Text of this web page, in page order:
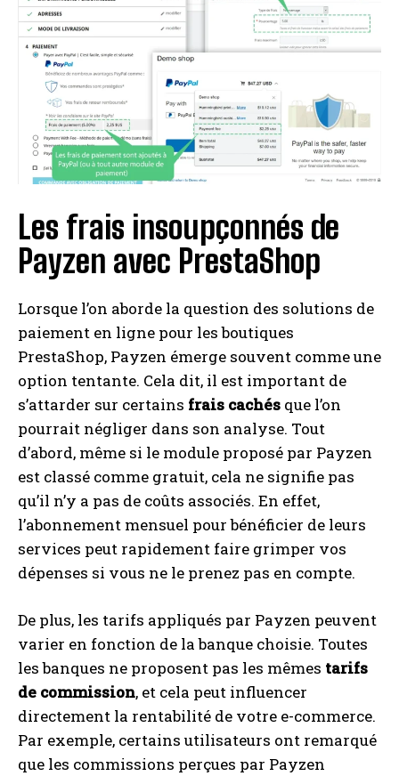
Les frais insoupçonnés de
Payzen avec PrestaShop
Lorsque l’on aborde la question des solutions de
paiement en ligne pour les boutiques
PrestaShop, Payzen émerge souvent comme une
option tentante. Cela dit, il est important de
s’attarder sur certains frais cachés que l’on
pourrait négliger dans son analyse. Tout
d’abord, même si le module proposé par Payzen
est classé comme gratuit, cela ne signifie pas
qu’il n’y a pas de coûts associés. En effet,
l’abonnement mensuel pour bénéficier de leurs
services peut rapidement faire grimper vos
dépenses si vous ne le prenez pas en compte.
De plus, les tarifs appliqués par Payzen peuvent
varier en fonction de la banque choisie. Toutes
les banques ne proposent pas les mêmes tarifs
de commission, et cela peut influencer
directement la rentabilité de votre e-commerce.
Par exemple, certains utilisateurs ont remarqué
que les commissions perçues par Payzen